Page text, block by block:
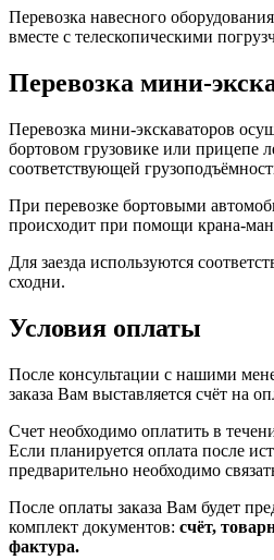
Перевозка навесного
вместе с телескопическими
Перевозка мини-
Перевозка мини-экскаваторов
бортовом грузовике или прицепе
соответствующей
При перевозке бортовыми
происходит при помощи крана-
Для заезда используются
сходни.
Условия оплаты
После консультации с нашими
заказа Вам выставляется счёт на
Счет необходимо оплатить в
Если планируется оплата после
предварительно необходимо
После оплаты заказа Вам будет
комплект документов: счёт,
фактура.